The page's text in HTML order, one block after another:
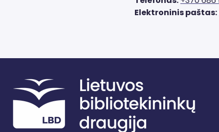
Elektroninis paštas: